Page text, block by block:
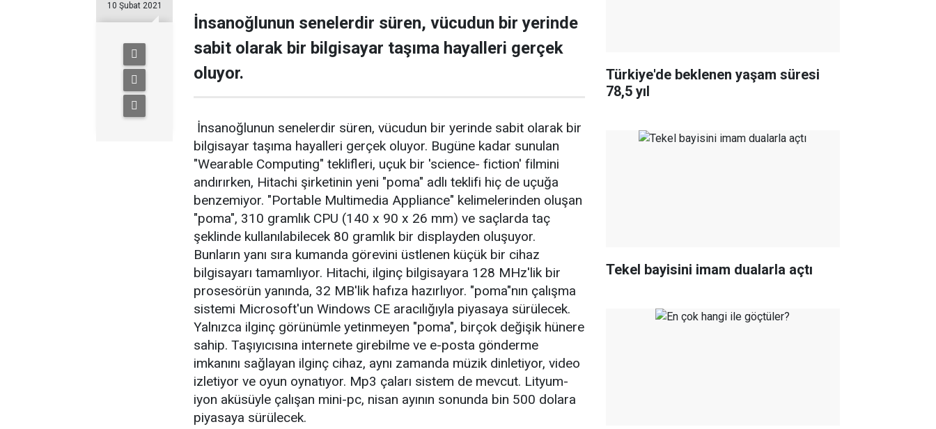
10 Şubat 2021
İnsanoğlunun senelerdir süren, vücudun bir yerinde
sabit olarak bir bilgisayar taşıma hayalleri gerçek
oluyor.
İnsanoğlunun senelerdir süren, vücudun bir yerinde sabit olarak bir
bilgisayar taşıma hayalleri gerçek oluyor. Bugüne kadar sunulan
"Wearable Computing" teklifleri, uçuk bir 'science- fiction' filmini
andırırken, Hitachi şirketinin yeni "poma" adlı teklifi hiç de uçuğa
benzemiyor. "Portable Multimedia Appliance" kelimelerinden oluşan
"poma", 310 gramlık CPU (140 x 90 x 26 mm) ve saçlarda taç
şeklinde kullanılabilecek 80 gramlık bir displayden oluşuyor.
Bunların yanı sıra kumanda görevini üstlenen küçük bir cihaz
bilgisayarı tamamlıyor. Hitachi, ilginç bilgisayara 128 MHz'lik bir
prosesörün yanında, 32 MB'lik hafıza hazırlıyor. "poma"nın çalışma
sistemi Microsoft'un Windows CE aracılığıyla piyasaya sürülecek.
Yalnızca ilginç görünümle yetinmeyen "poma", birçok değişik hünere
sahip. Taşıyıcısına internete girebilme ve e-posta gönderme
imkanını sağlayan ilginç cihaz, aynı zamanda müzik dinletiyor, video
izletiyor ve oyun oynatıyor. Mp3 çaları sistem de mevcut. Lityum-
iyon aküsüyle çalışan mini-pc, nisan ayının sonunda bin 500 dolara
piyasaya sürülecek.
Türkiye'de beklenen yaşam süresi
78,5 yıl
Tekel bayisini imam dualarla açtı